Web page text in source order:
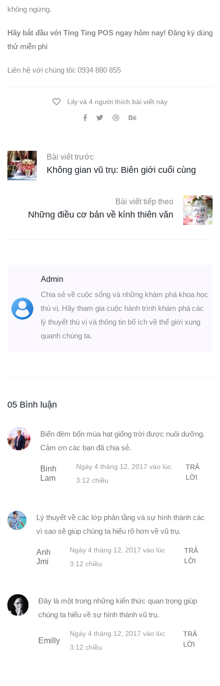
không ngừng.
Hãy bắt đầu với Ting Ting POS ngay hôm nay! Đăng ký dùng
thử miễn phí
Liên hệ với chúng tôi: 0934 880 855
Lily và 4 người thích bài viết này
Bài viết trước
Không gian vũ trụ: Biên giới cuối cùng
Bài viết tiếp theo
Những điều cơ bản về kính thiên văn
Admin
Chia sẻ về cuộc sống và những khám phá khoa học
thú vị. Hãy tham gia cuộc hành trình khám phá các
lý thuyết thú vị và thông tin bổ ích về thế giới xung
quanh chúng ta.
05 Bình luận
Biển đêm bốn mùa hạt giống trời được nuôi dưỡng.
Cảm ơn các bạn đã chia sẻ.
Binh
Lam
Ngày 4 tháng 12, 2017 vào lúc
3:12 chiều
TRẢ
LỜI
Lý thuyết về các lớp phân tầng và sự hình thành các
vì sao sẽ giúp chúng ta hiểu rõ hơn về vũ trụ.
Anh
Jmi
Ngày 4 tháng 12, 2017 vào lúc
3:12 chiều
TRẢ
LỜI
Đây là một trong những kiến thức quan trọng giúp
chúng ta hiểu về sự hình thành vũ trụ.
Emilly
Ngày 4 tháng 12, 2017 vào lúc
3:12 chiều
TRẢ
LỜI